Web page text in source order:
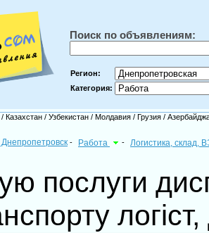
Поиск по объявлениям:
Регион:
Категория:
/ Казахстан / Узбекистан / Молдавия / Грузия /
- Работа - Логистика, склад,
послуги